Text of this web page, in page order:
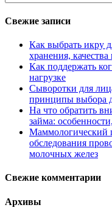
Свежие записи
Как выбрать икру
хранения,
Как поддержать
нагрузке
Сыворотки для
принципы выбора
На что обратить
займа:
Маммологический
обследования
молочных желез
Свежие комментарии
Архивы